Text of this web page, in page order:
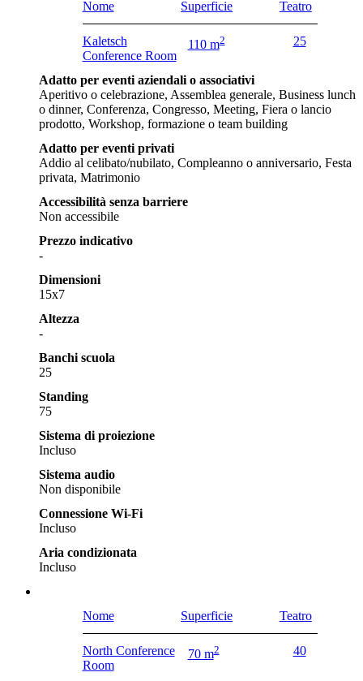
Nome Superficie Teatro
Kaletsch
Conference Room
110 m2 25
Adatto per eventi aziendali o associativi
Aperitivo o celebrazione, Assemblea generale, Business lunch
o dinner, Conferenza, Congresso, Meeting, Fiera o lancio
prodotto, Workshop, formazione o team building
Adatto per eventi privati
Addio al celibato/nubilato, Compleanno o anniversario, Festa
privata, Matrimonio
Accessibilità senza barriere
Non accessibile
Prezzo indicativo
-
Dimensioni
15x7
Altezza
-
Banchi scuola
25
Standing
75
Sistema di proiezione
Incluso
Sistema audio
Non disponibile
Connessione Wi-Fi
Incluso
Aria condizionata
Incluso
Nome Superficie Teatro
North Conference
Room
70 m2 40